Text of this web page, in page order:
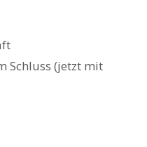
Schluss (jetzt mit